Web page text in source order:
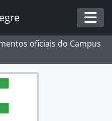
oficiais do Campus